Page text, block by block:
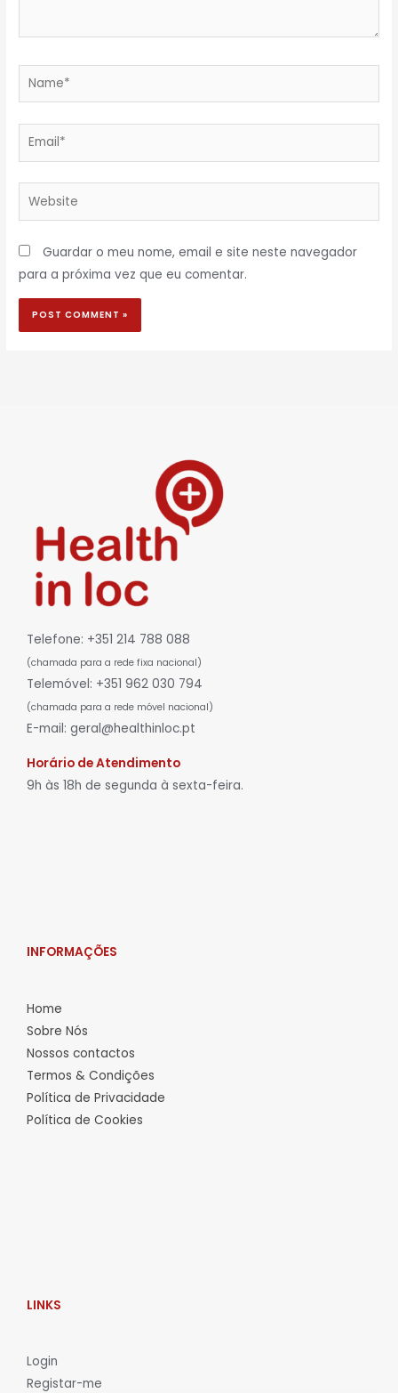
Name*
Email*
Website
Guardar o meu nome, email e site neste navegador
para a próxima vez que eu comentar.
Telefone: +351 214 788 088
(chamada para a rede fixa nacional)
Telemóvel: +351 962 030 794
(chamada para a rede móvel nacional)
E-mail: geral@healthinloc.pt
Horário de Atendimento
9h às 18h de segunda à sexta-feira.
INFORMAÇÕES
Home
Sobre Nós
Nossos contactos
Termos & Condições
Política de Privacidade
Política de Cookies
LINKS
Login
Registar-me